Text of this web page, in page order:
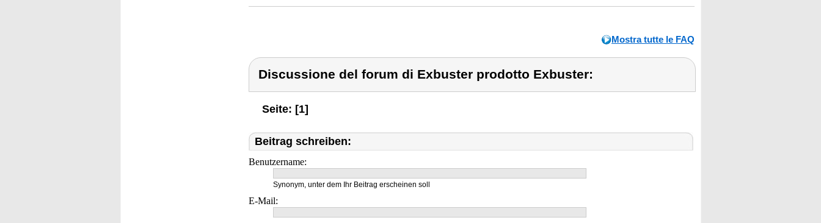
Mostra tutte le FAQ
Discussione del forum di Exbuster prodotto Exbuster:
Seite: [1]
Beitrag schreiben:
Benutzername:
Synonym, unter dem Ihr Beitrag erscheinen soll
E-Mail: